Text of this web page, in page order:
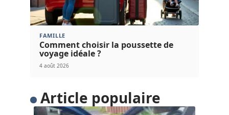
FAMILLE
Comment choisir la poussette de
voyage idéale ?
4 août 2026
Article populaire